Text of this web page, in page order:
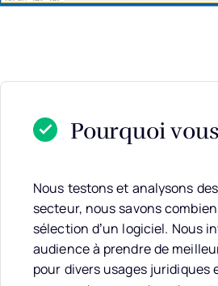
Pourquoi
Nous testons et analysons
secteur, nous savons
sélection d’un logiciel. Nous
audience à prendre de
pour divers usages juridiques